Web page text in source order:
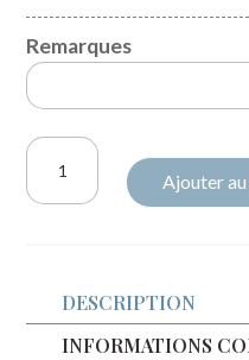
Remarques
quantité
layette
Ajouter
DESCRIPTION
INFORMATIONS